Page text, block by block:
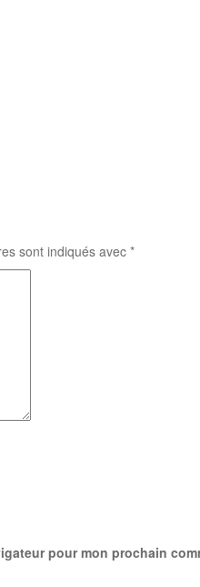
sont indiqués avec*
pour mon prochain